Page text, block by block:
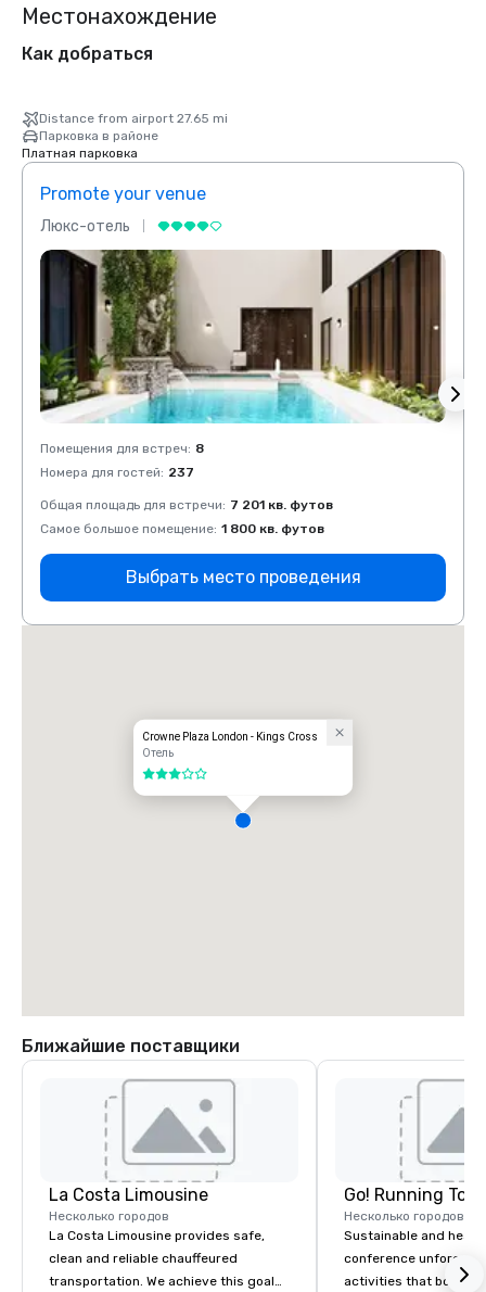
Местонахождение
Как добраться
Distance from airport 27.65 mi
Парковка в районе
Платная парковка
Promote your venue
Люкс-отель
Помещения для встреч: 8
Номера для гостей: 237
Общая площадь для встречи: 7 201 кв. футов
Самое большое помещение: 1 800 кв. футов
Выбрать место проведения
Crowne Plaza London - Kings Cross
Отель
3 из 5
Ближайшие поставщики
La Costa Limousine
Несколько городов
La Costa Limousine provides safe,
clean and reliable chauffeured
transportation. We achieve this goal
Go! Running
Несколько городов
Sustainable and
conference
activities that boost